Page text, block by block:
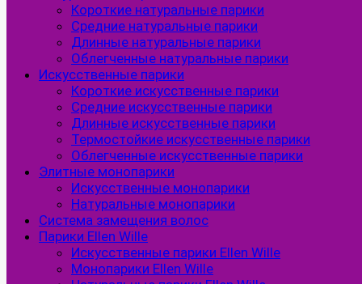
Короткие натуральные парики
Средние натуральные парики
Длинные натуральные парики
Облегченные натуральные парики
Искусственные парики
Короткие искусственные парики
Средние искусственные парики
Длинные искусственные парики
Термостойкие искусственные парики
Облегченные искусственные парики
Элитные монопарики
Искусственные монопарики
Натуральные монопарики
Система замещения волос
Парики Ellen Wille
Искусственные парики Ellen Wille
Монопарики Ellen Wille